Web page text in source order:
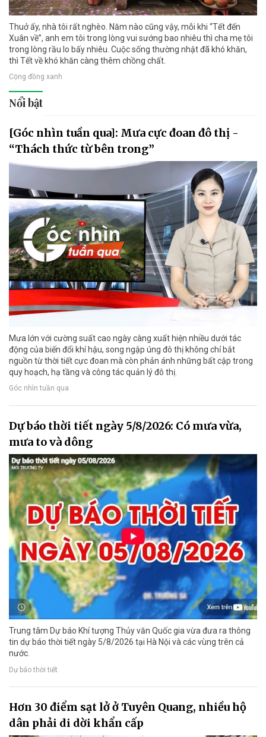
Thuở ấy, nhà tôi rất nghèo. Năm nào cũng vậy, mỗi khi “Tết đến
Xuân về”, anh em tôi trong lòng vui sướng bao nhiêu thì cha mẹ tôi
trong lòng rầu lo bấy nhiêu. Cuộc sống thường nhật đã khó khăn,
thì Tết về khó khăn càng thêm chồng chất.
Cộng đồng xanh
Nổi bật
[Góc nhìn tuần qua]: Mưa cực đoan đô thị -
“Thách thức từ bên trong”
Mưa lớn với cường suất cao ngày càng xuất hiện nhiều dưới tác
động của biến đổi khí hậu, song ngập úng đô thị không chỉ bắt
nguồn từ thời tiết cực đoan mà còn phản ánh những bất cập trong
quy hoạch, hạ tầng và công tác quản lý đô thị.
Góc nhìn tuần qua
Dự báo thời tiết ngày 5/8/2026: Có mưa vừa,
mưa to và dông
Trung tâm Dự báo Khí tượng Thủy văn Quốc gia vừa đưa ra thông
tin dự báo thời tiết ngày 5/8/2026 tại Hà Nội và các vùng trên cả
nước.
Dự báo thời tiết
Hơn 30 điểm sạt lở ở Tuyên Quang, nhiều hộ
dân phải di dời khẩn cấp